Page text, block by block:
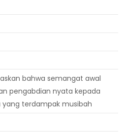
bahwa semangat awal
pengabdian nyata kepada
terdampak musibah